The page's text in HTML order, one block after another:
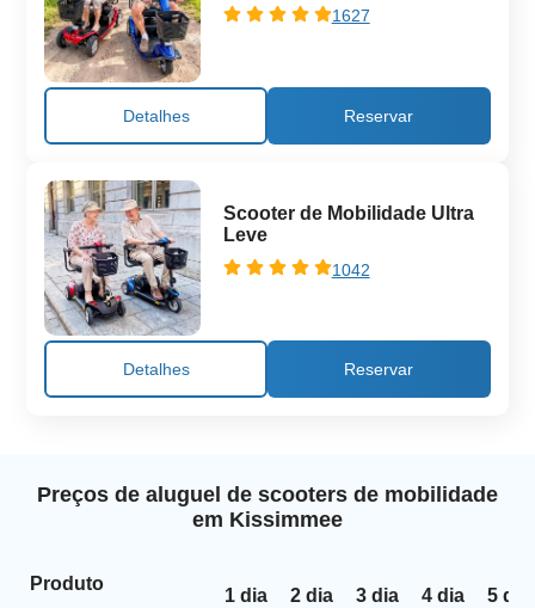
1627
Detalhes
Scooter de Mobilidade Ultra
Leve
1042
Detalhes
Preços de aluguel de scooters de mobilidade
em Kissimmee
Produto
1 dia 2 dia 3 dia 4 dia 5 dia